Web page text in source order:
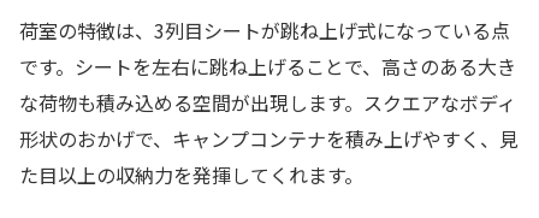
荷室の特徴は、3列目シートが跳ね上げ式になっている点
です。シートを左右に跳ね上げることで、高さのある大き
な荷物も積み込める空間が出現します。スクエアなボディ
形状のおかげで、キャンプコンテナを積み上げやすく、見
た目以上の収納力を発揮してくれます。